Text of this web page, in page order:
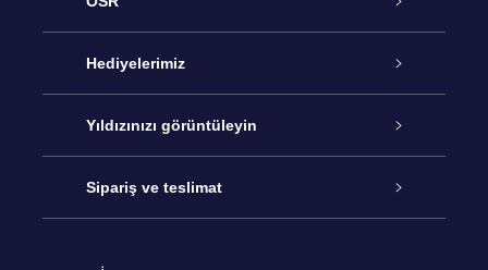
Hizmet
İletişim
Blogu
Hediyelerimiz
Çevrimiçi Yıldız Hediyesi
OSR Hediye Paketi
Yıldızınızı görüntüleyin
Star Register
Sipariş ve teslimat